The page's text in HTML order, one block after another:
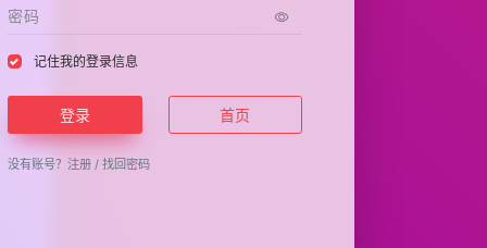
记住我的登录信息
登录 首页
没有账号？注册 /找回密码